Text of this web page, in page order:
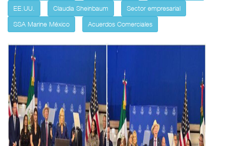
EE.UU.
Claudia Sheinbaum
Sector empresarial
SSA Marine México
Acuerdos Comerciales